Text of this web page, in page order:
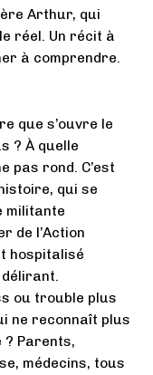
Arthur, qui
réel. Un récit à
à comprendre.
que s’ouvre le
? À quelle
pas rond. C’est
qui se
militante
de l’Action
hospitalisé
délirant.
ou trouble plus
ne reconnaît plus
? Parents,
médecins, tous